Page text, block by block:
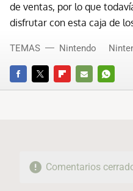
de ventas, por lo que
disfrutar con esta caja de
FACEBOOKTWITTERFLIPBOARD
E-
TEMAS Nintendo
Comentarios